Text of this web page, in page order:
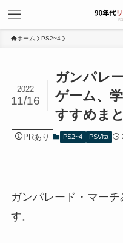
ホーム PS2~4
ガンパレ
ゲーム、
すすめま
2022
11/16
PRあり PS2~4 PSVita
ガンパレード・マー
す。